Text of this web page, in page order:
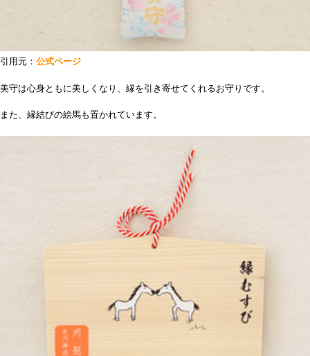
引用元： 公式ページ
美守は心身ともに美しくなり、縁を引き寄せてくれるお守りです。
また、縁結びの絵馬も置かれています。